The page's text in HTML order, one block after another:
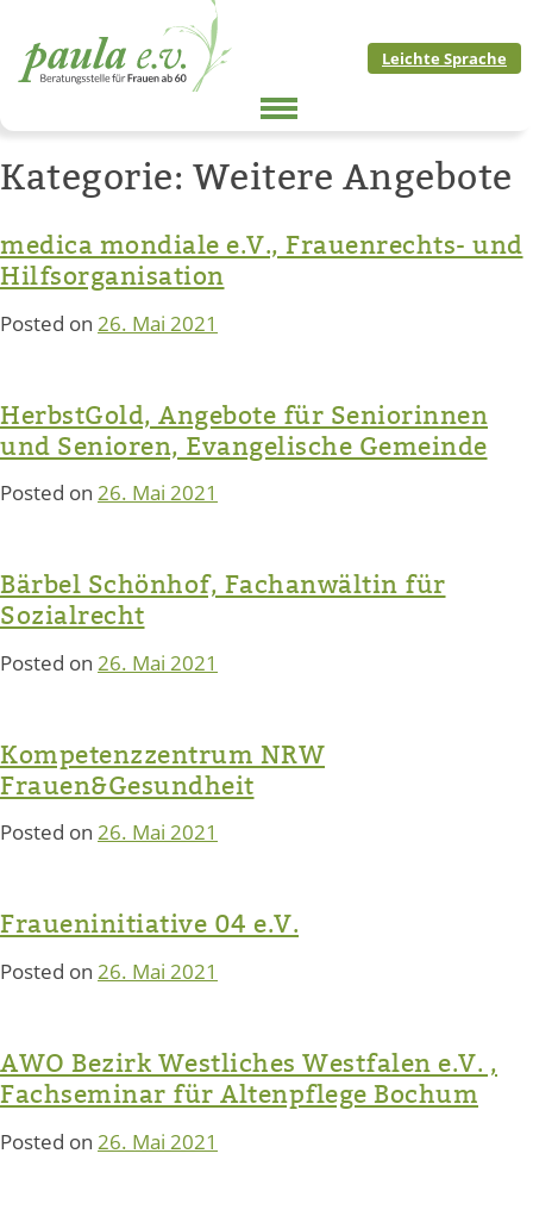
content
Leichte Sprache
Kategorie: Weitere Angebote
medica mondiale e.V., Frauenrechts- und
Hilfsorganisation
Posted on 26. Mai 2021
HerbstGold, Angebote für Seniorinnen
und Senioren, Evangelische Gemeinde
Posted on 26. Mai 2021
Bärbel Schönhof, Fachanwältin für
Sozialrecht
Posted on 26. Mai 2021
Kompetenzzentrum NRW
Frauen&Gesundheit
Posted on 26. Mai 2021
Fraueninitiative 04 e.V.
Posted on 26. Mai 2021
AWO Bezirk Westliches Westfalen e.V. ,
Fachseminar für Altenpflege Bochum
Posted on 26. Mai 2021